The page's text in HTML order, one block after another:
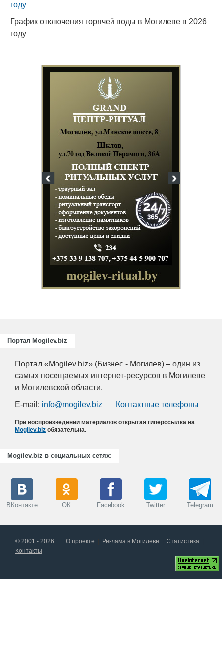
году
График отключения горячей воды в Могилеве в 2026
году
Портал Mogilev.biz
Портал «Mogilev.biz» (Бизнес - Могилев) – один из
самых посещаемых интернет-ресурсов в Могилеве
и Могилевской области.
E-mail: info@mogilev.biz Контактные телефоны
При воспроизведении материалов открытая гиперссылка на
Mogilev.biz обязательна.
Mogilev.biz в социальных сетях:
ВКонтакте ОК Facebook Twitter Telegram
© 2001 - 2026 О проекте Реклама в Могилеве
Статистика
Контакты